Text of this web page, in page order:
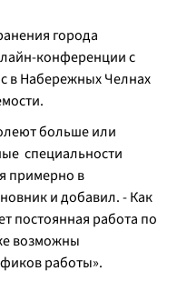
города
конференции с
в Набережных Челнах
больше или
специальности
примерно в
и добавил. -Как
постоянная работа по
возможны
работы».